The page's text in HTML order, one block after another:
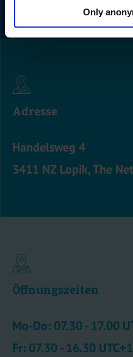
Only
Adresse
Handelsweg 4
3411 NZ Lopik, The
Öffnungszeiten
Mo-Do: 07.30 - 17.00
Fr: 07.30 - 16.30 UTC+1